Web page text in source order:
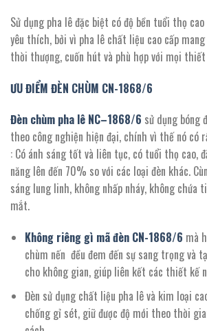
Sử dụng pha lê đặc biệt có độ bền tuổi thọ
yêu thích, bởi vì pha lê chất liệu cao cấp
thời thượng, cuốn hút và phù hợp với mọi
ƯU ĐIỂM ĐÈN CHÙM CN-1868/6
Đèn chùm pha lê NC–1868/6 sử dụng bóng
theo công nghiện hiện đại, chính vì thế nó có
: Có ánh sáng tốt và liên tục, có tuổi thọ cao,
năng lên đến 70% so với các loại đèn khác.
sáng lung linh, không nhấp nháy, không chứa
mắt.
Không riêng gì mã đèn CN-1868/6 mà
chùm nến đều đem đến sự sang trọng và
cho không gian, giúp liên kết các thiết kế
Đèn sử dụng chất liệu pha lê và kim loại
chống gỉ sét, giữ được độ mới theo thời